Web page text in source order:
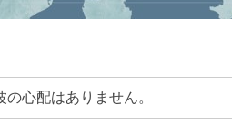
心配はありません。